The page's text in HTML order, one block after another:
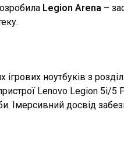
Legion Arena –
ноутбуків з
Lenovo Legion 5i/
Імерсивний досвід